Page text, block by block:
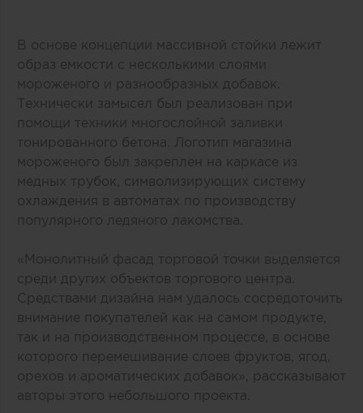
В основе концепции массивной стойки лежит
образ емкости с несколькими слоями
мороженого и разнообразных добавок.
Технически замысел был реализован при
помощи техники многослойной заливки
тонированного бетона. Логотип магазина
мороженого был закреплен на каркасе из
медных трубок, символизирующих систему
охлаждения в автоматах по производству
популярного ледяного лакомства.
«Монолитный фасад торговой точки выделяется
среди других объектов торгового центра.
Средствами дизайна нам удалось сосредоточить
внимание покупателей как на самом продукте,
так и на производственном процессе, в основе
которого перемешивание слоев фруктов, ягод,
орехов и ароматических добавок», рассказывают
авторы этого небольшого проекта.